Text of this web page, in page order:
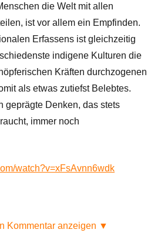
die Welt mit allen
ist vor allem ein Empfinden.
Erfassens ist gleichzeitig
indigene Kulturen die
Kräften durchzogenen
als etwas zutiefst Belebtes.
geprägte Denken, das stets
immer noch
watch?v=xFsAvnn6wdk
Kommentar anzeigen ▼